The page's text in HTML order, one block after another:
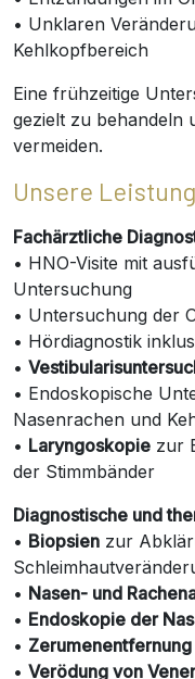
• Unklaren
Kehlkopfbereich
Eine frühzeitige
gezielt zu behandeln
vermeiden.
Unsere
Fachärztliche
• HNO-Visite mit
Untersuchung
• Untersuchung der
• Hördiagnostik
•
• Endoskopische
Nasenrachen und
• Laryngoskopie zur
der Stimmbänder
Diagnostische und
• Biopsien zur
• Nasen- und
• Endoskopie der
• Zerumenentfernung
• Verödung von